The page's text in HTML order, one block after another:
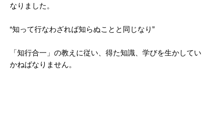
なりました。
“知って行なわざれば知らぬことと同じなり”
「知行合一」の教えに従い、得た知識、学びを生かしてい
かねばなりません。